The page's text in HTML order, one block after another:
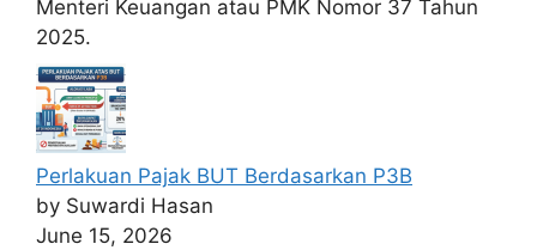
Menteri Keuangan atau PMK Nomor 37 Tahun
2025.
Perlakuan Pajak BUT Berdasarkan P3B
by Suwardi Hasan
June 15, 2026